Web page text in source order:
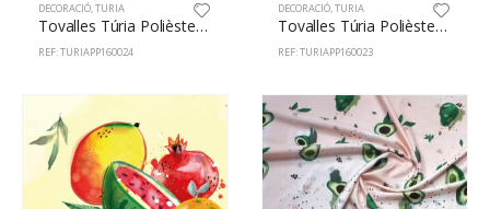
DECORACIÓ,TURIA
Tovalles Túria Polièster 100% 160cm Síndries 24
REF: TURIAPP160024
DECORACIÓ,TURIA
Tovalles Túria Polièster 100% 160cm Llimones 23
REF: TURIAPP160023